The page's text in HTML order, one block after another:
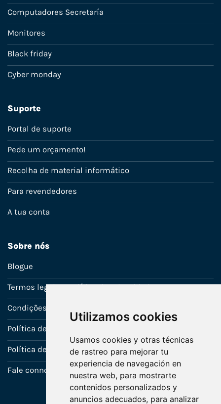
Utilizamos cookies
Usamos cookies y otras técnicas
de rastreo para mejorar tu
experiencia de navegación en
nuestra web, para mostrarte
contenidos personalizados y
anuncios adecuados, para analizar
Computadores Secretaría
Monitores
Black friday
Cyber monday
Suporte
Portal de suporte
Pede um orçamento!
Recolha de material informático
Para revendedores
A tua conta
Sobre nós
Blogue
Termos legais e política de privacidade
Condições de venda
Política de Garantia
Política de utilização de cookies
Fale connosco